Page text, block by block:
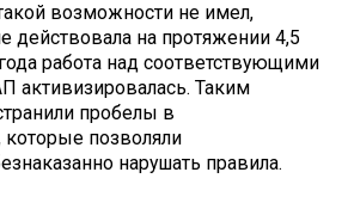
возможности не имел,
действовала на протяжении 4,5
работа над соответствующими
активизировалась. Таким
пробелы в
которые позволяли
нарушать правила.